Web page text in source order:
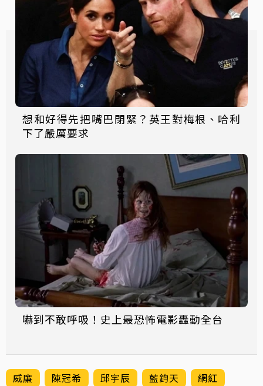
想和好得先把嘴巴閉緊？英王對梅根、哈利
下了嚴厲要求
嚇到不敢呼吸！史上最恐怖電影轟動全台
威廉 陳冠希 邱宇辰 藍鈞天 網紅